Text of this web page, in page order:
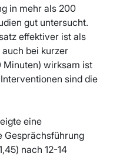
in mehr als 200
gut untersucht.
effektiver ist als
bei kurzer
Minuten) wirksam ist
sind die
eine
Gesprächsführung
nach 12-14